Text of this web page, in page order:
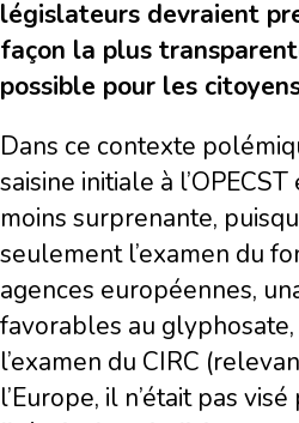
législateurs devraient
façon la plus
possible pour les
Dans ce contexte
saisine initiale à
moins surprenante,
seulement l’examen du
agences européennes,
favorables au
l’examen du CIRC
l’Europe, il n’était pas